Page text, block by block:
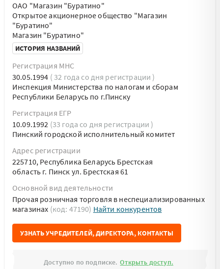
ОАО "Магазин "Буратино"
Открытое акционерное общество "Магазин
"Буратино"
Магазин "Буратино"
ИСТОРИЯ НАЗВАНИЙ
Регистрация МНС
30.05.1994 ( 32 года со дня регистрации )
Инспекция Министерства по налогам и сборам
Республики Беларусь по г.Пинску
Регистрация ЕГР
10.09.1992 (33 года со дня регистрации )
Пинский городской исполнительный комитет
Адрес регистрации
225710, Республика Беларусь Брестская
область г. Пинск ул. Брестская 61
Основной вид деятельности
Прочая розничная торговля в неспециализированных
магазинах (код: 47190) Найти конкурентов
УЗНАТЬ УЧРЕДИТЕЛЕЙ, ДИРЕКТОРА, КОНТАКТЫ
Доступно по подписке. Открыть доступ.